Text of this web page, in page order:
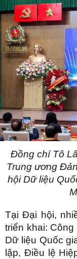
Đồng chí Tô
Trung ương
hội Dữ liệu
Tại Đại hội,
triển khai:
Dữ liệu Quốc
lập, Điều lệ